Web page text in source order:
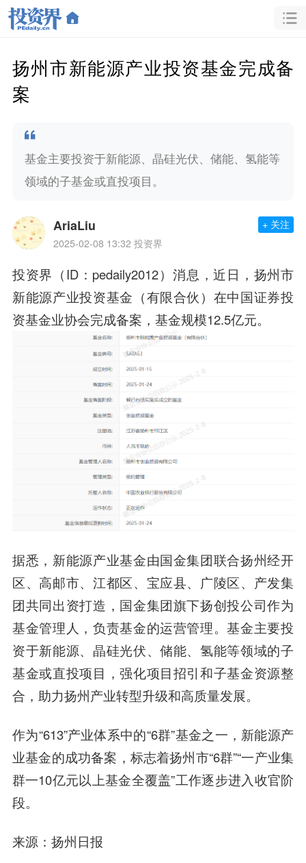
扬州市新能源产业投资基金完成备
案
基金主要投资于新能源、晶硅光伏、储能、氢能等
领域的子基金或直投项目。
AriaLiu
2025-02-08 13:32 投资界
+ 关注
投资界（ID：pedaily2012）消息，近日，扬州市
新能源产业投资基金（有限合伙）在中国证券投
资基金业协会完成备案，基金规模12.5亿元。
据悉，新能源产业基金由国金集团联合扬州经开
区、高邮市、江都区、宝应县、广陵区、产发集
团共同出资打造，国金集团旗下扬创投公司作为
基金管理人，负责基金的运营管理。基金主要投
资于新能源、晶硅光伏、储能、氢能等领域的子
基金或直投项目，强化项目招引和子基金资源整
合，助力扬州产业转型升级和高质量发展。
作为“613”产业体系中的“6群”基金之一，新能源产
业基金的成功备案，标志着扬州市“6群”“一产业集
群一10亿元以上基金全覆盖”工作逐步进入收官阶
段。
来源：扬州日报